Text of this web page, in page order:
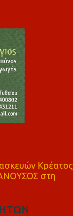
Κρέατος
στη